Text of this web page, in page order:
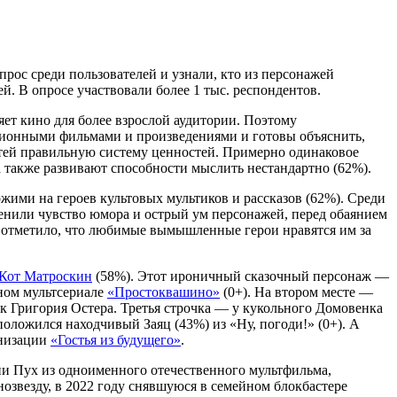
среди пользователей и узнали, кто из персонажей
В опросе участвовали более 1 тыс. респондентов.
кино для более взрослой аудитории. Поэтому
фильмами и произведениями и готовы объяснить,
правильную систему ценностей. Примерно одинаковое
развивают способности мыслить нестандартно (62%).
на героев культовых мультиков и рассказов (62%). Среди
чувство юмора и острый ум персонажей, перед обаянием
что любимые вымышленные герои нравятся им за
Матроскин (58%). Этот ироничный сказочный персонаж —
мультсериале «Простоквашино» (0+). На втором месте —
Остера. Третья строчка — у кукольного Домовенка
находчивый Заяц (43%) из «Ну, погоди!» (0+). А
«Гостья из будущего».
из одноименного отечественного мультфильма,
в 2022 году снявшуюся в семейном блокбастере